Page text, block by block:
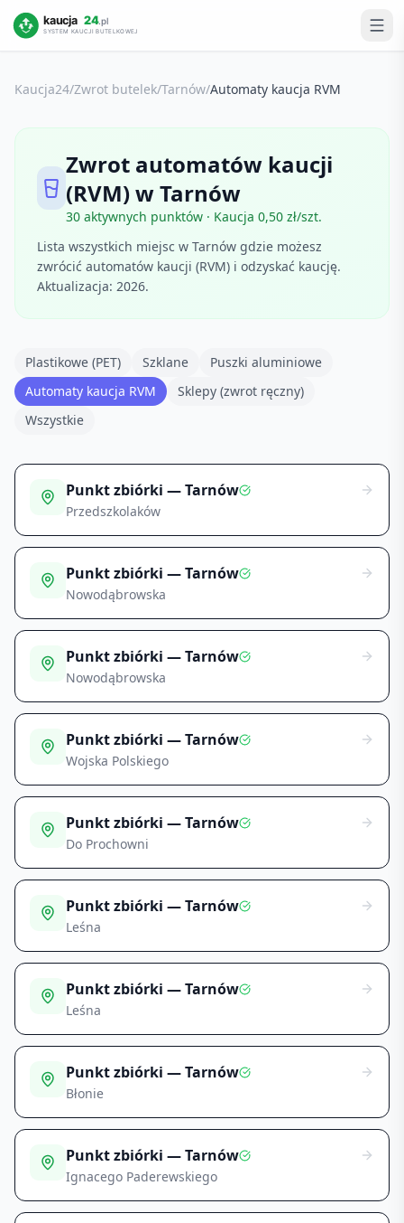
Kaucja24/Zwrot butelek/Tarnów/Automaty kaucja RVM
Zwrot automatów kaucji
(RVM)wTarnów
30 aktywnych punktów · Kaucja 0,50 zł/szt.
Lista wszystkich miejsc w Tarnów gdzie możesz
zwrócić automatów kaucji (RVM) i odzyskać kaucję.
Aktualizacja: 2026.
Plastikowe (PET) Szklane
Puszki aluminiowe
Automaty kaucja RVM
Sklepy (zwrot ręczny)
Wszystkie
Punkt zbiórki — Tarnów
Przedszkolaków
Punkt zbiórki — Tarnów
Nowodąbrowska
Punkt zbiórki — Tarnów
Nowodąbrowska
Punkt zbiórki — Tarnów
Wojska Polskiego
Punkt zbiórki — Tarnów
Do Prochowni
Punkt zbiórki — Tarnów
Leśna
Punkt zbiórki — Tarnów
Leśna
Punkt zbiórki — Tarnów
Błonie
Punkt zbiórki — Tarnów
Ignacego Paderewskiego